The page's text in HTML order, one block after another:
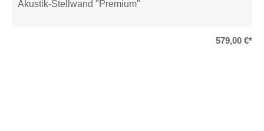
Akustik-Stellwand "Premium"
579,00 €*